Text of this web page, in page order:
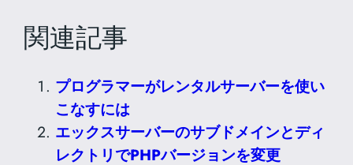
関連記事
プログラマーがレンタルサーバーを使い
こなすには
エックスサーバーのサブドメインとディ
レクトリでPHPバージョンを変更